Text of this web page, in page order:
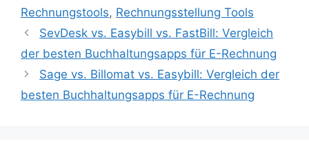
Rechnungstools, Rechnungsstellung Tools
SevDesk vs. Easybill vs. FastBill: Vergleich
der besten Buchhaltungsapps für E-Rechnung
Sage vs. Billomat vs. Easybill: Vergleich der
besten Buchhaltungsapps für E-Rechnung